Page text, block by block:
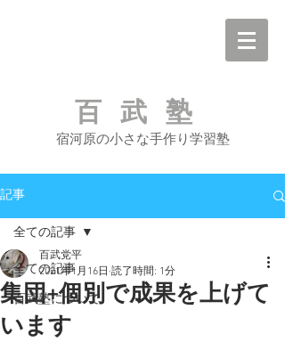
百武塾
宿河原の小さな手作り学習塾
記事
全ての記事
百武塾について
全ての記事
集団+個別で成果を上げて
います
百武党平
2021年1月16日 読了時間: 1分